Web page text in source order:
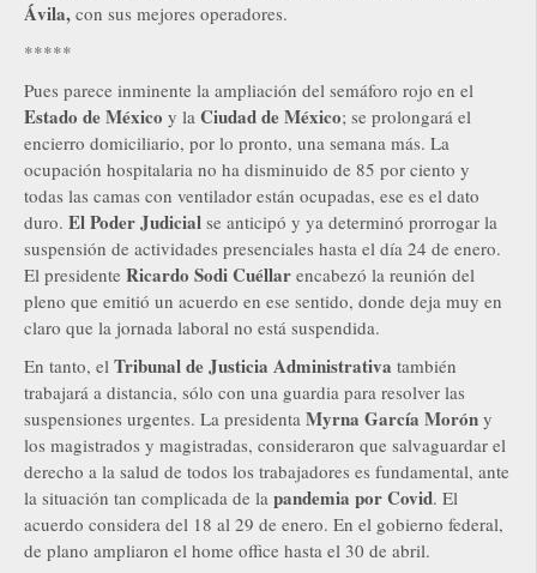
Ávila, con sus mejores operadores.
*****
Pues parece inminente la ampliación del semáforo rojo en el
Estado de México y la Ciudad de México; se prolongará el
encierro domiciliario, por lo pronto, una semana más. La
ocupación hospitalaria no ha disminuido de 85 por ciento y
todas las camas con ventilador están ocupadas, ese es el dato
duro. El Poder Judicial se anticipó y ya determinó prorrogar la
suspensión de actividades presenciales hasta el día 24 de enero.
El presidente Ricardo Sodi Cuéllar encabezó la reunión del
pleno que emitió un acuerdo en ese sentido, donde deja muy en
claro que la jornada laboral no está suspendida.
En tanto, el Tribunal de Justicia Administrativa también
trabajará a distancia, sólo con una guardia para resolver las
suspensiones urgentes. La presidenta Myrna García Morón y
los magistrados y magistradas, consideraron que salvaguardar el
derecho a la salud de todos los trabajadores es fundamental, ante
la situación tan complicada de la pandemia por Covid. El
acuerdo considera del 18 al 29 de enero. En el gobierno federal,
de plano ampliaron el home office hasta el 30 de abril.